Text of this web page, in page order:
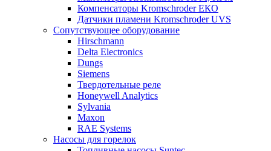
Компенсаторы Kromschroder ЕКО
Датчики пламени Kromschroder UVS
Сопутствующее оборудование
Hirschmann
Delta Electronics
Dungs
Siemens
Твердотельные реле
Honeywell Analytics
Sylvania
Maxon
RAE Systems
Насосы для горелок